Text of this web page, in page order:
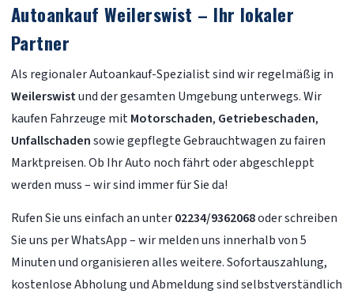
Autoankauf Weilerswist – Ihr lokaler
Partner
Als regionaler Autoankauf-Spezialist sind wir regelmäßig in
Weilerswistund der gesamten Umgebung unterwegs. Wir
kaufen Fahrzeuge mitMotorschaden, Getriebeschaden,
Unfallschadensowie gepflegte Gebrauchtwagen zu fairen
Marktpreisen. Ob Ihr Auto noch fährt oder abgeschleppt
werden muss – wir sind immer für Sie da!
Rufen Sie uns einfach an unter02234/9362068oder schreiben
Sie uns per WhatsApp – wir melden uns innerhalb von 5
Minuten und organisieren alles weitere. Sofortauszahlung,
kostenlose Abholung und Abmeldung sind selbstverständlich